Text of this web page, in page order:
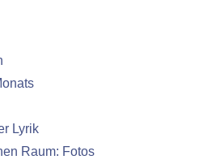
Lyrik
Raum: Fotos